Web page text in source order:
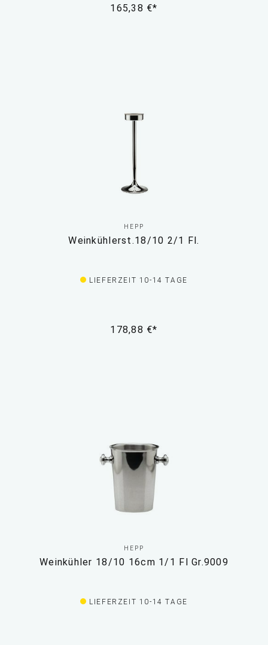
165,38 €*
HEPP
Weinkühlerst.18/10 2/1 Fl.
LIEFERZEIT 10-14 TAGE
178,88 €*
HEPP
Weinkühler 18/10 16cm 1/1 Fl Gr.9009
LIEFERZEIT 10-14 TAGE